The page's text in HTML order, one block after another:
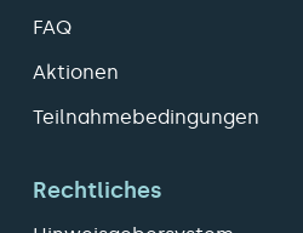
FAQ
Aktionen
Teilnahmebedingungen
Rechtliches